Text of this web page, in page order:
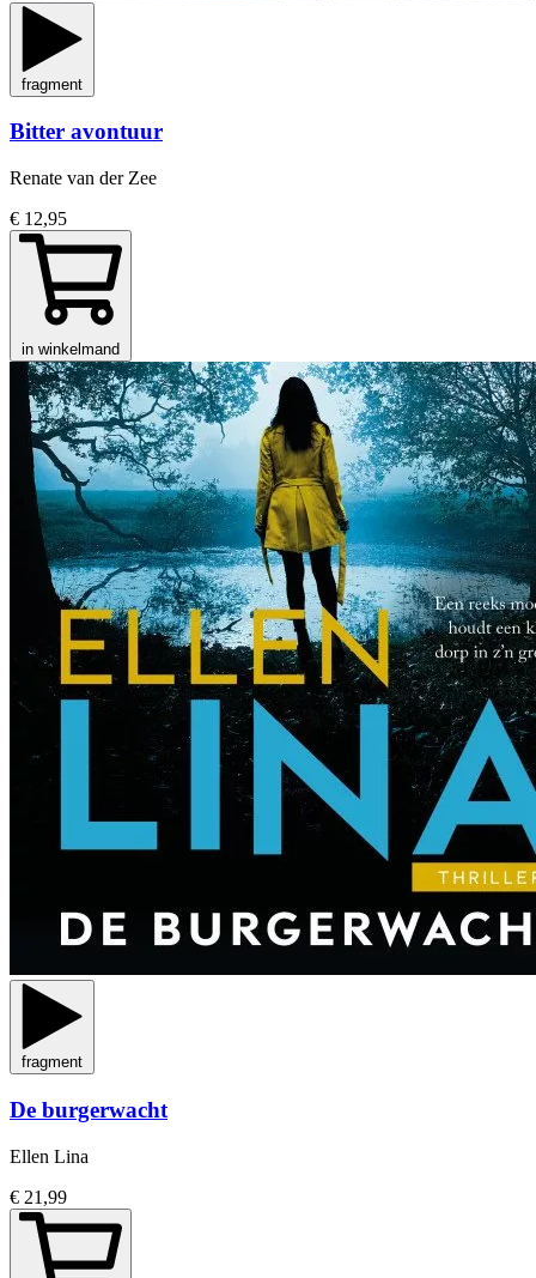
fragment
Bitter avontuur
Renate van der Zee
€ 12,95
in winkelmand
fragment
De burgerwacht
Ellen Lina
€ 21,99